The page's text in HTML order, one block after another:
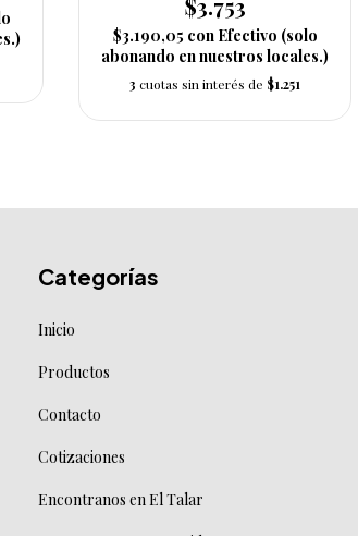
$3.753
$3.190,05 con Efectivo (solo
abonando en nuestros locales.)
3 cuotas sin interés de $1.251
Categorías
Inicio
Productos
Contacto
Cotizaciones
Encontranos en El Talar